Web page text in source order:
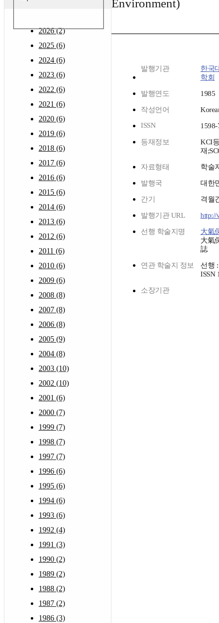
2026 (2)
2025 (6)
2024 (6)
2023 (6)
2022 (6)
2021 (6)
2020 (6)
2019 (6)
2018 (6)
2017 (6)
2016 (6)
2015 (6)
2014 (6)
2013 (6)
2012 (6)
2011 (6)
2010 (6)
2009 (6)
2008 (8)
2007 (8)
2006 (8)
2005 (9)
2004 (8)
2003 (10)
2002 (10)
2001 (6)
2000 (7)
1999 (7)
1998 (7)
1997 (7)
1996 (6)
1995 (6)
1994 (6)
1993 (6)
1992 (4)
1991 (3)
1990 (2)
1989 (2)
1988 (2)
1987 (2)
1986 (3)
Environment)
발행기관
한국
학회
발행연도 1985
작성언어
ISSN
1598-
등재정보
KCI등
재
자료형태 학술
발행국 대한
간기 격월
발행기관 URL http://
선행 학술지명
大氣
大氣
誌
연관 학술지 정보
선행
ISSN
소장기관